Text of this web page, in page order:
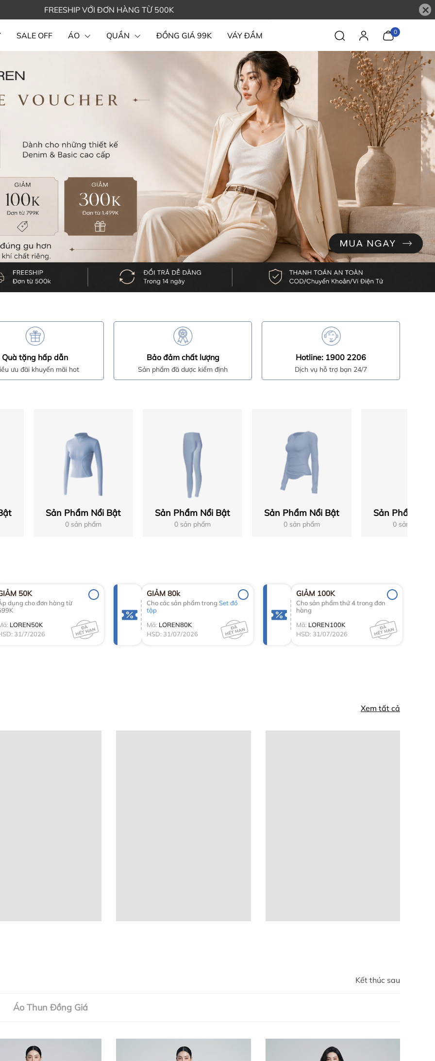
FREESHIP VỚI ĐƠN HÀNG TỪ 500K ×
SALE OFF ÁO QUẦN ĐỒNG GIÁ 99K VÁY ĐẦM 0
Quà tặng hấp dẫn
ưu đãi khuyến mãi hot
Bảo đảm chất lượng
Sản phẩm đã dược kiểm định
Hotline: 1900 2206
Dịch vụ hỗ trợ bạn 24/7
Sản Phẩm Nổi Bật
0 sản phẩm
Sản Phẩm Nổi Bật
0 sản phẩm
Sản Phẩm Nổi Bật
0 sản phẩm
Sản Phẩm Nổi
0 sản phẩm
50K
dụng cho đơn hàng từ
LOREN50K
31/7/2026
GIẢM 80k
Cho các sản phẩm trong Set đồ
tập
Mã: LOREN80K
HSD: 31/07/2026
GIẢM 100K
Cho sản phẩm thứ 4 trong đơn
hàng
Mã: LOREN100K
HSD: 31/07/2026
Xem tất cả
Kết thúc sau
Áo Thun Đồng Giá